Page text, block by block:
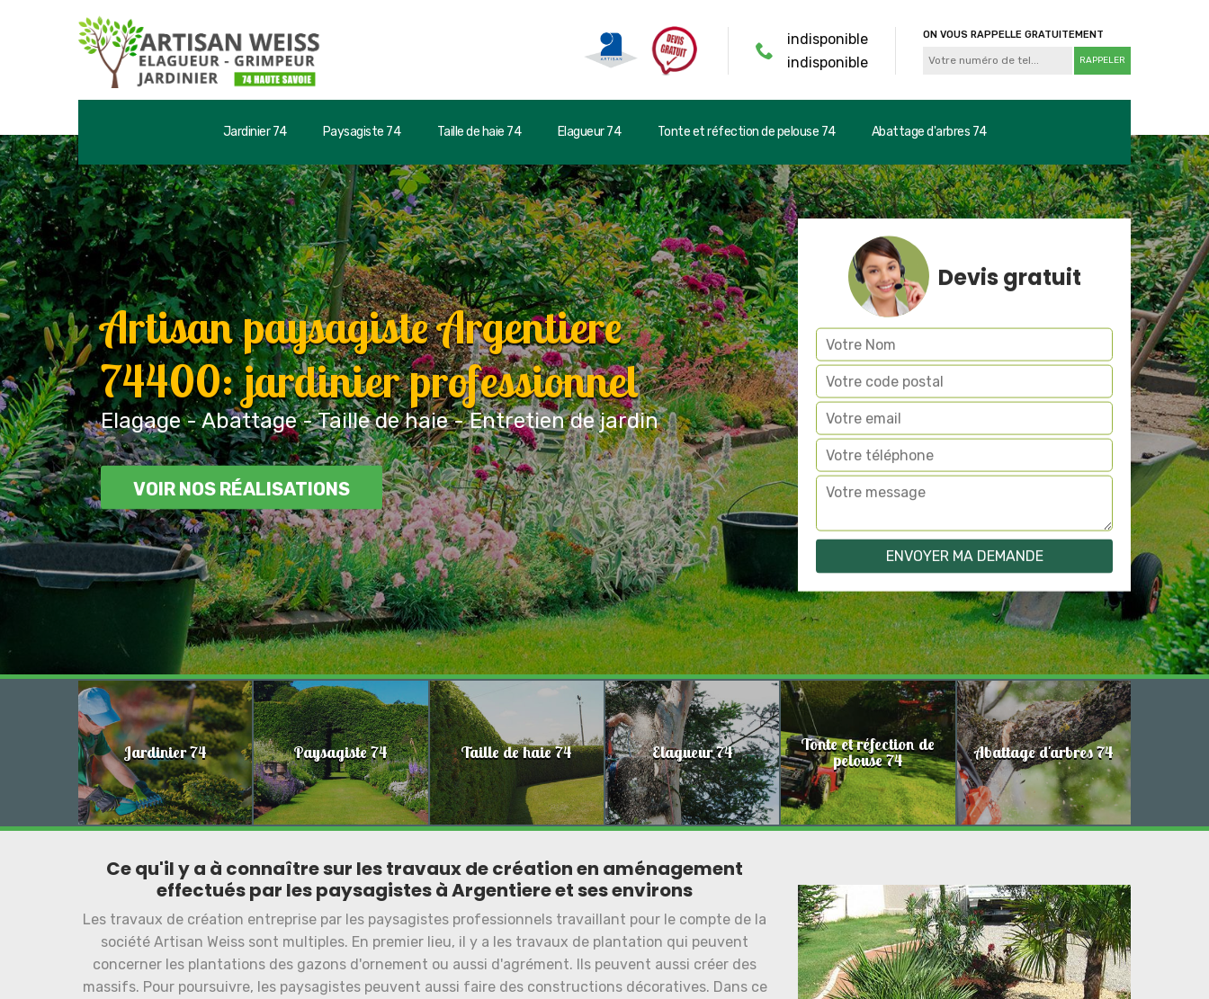
indisponible
indisponible
ON VOUS RAPPELLE GRATUITEMENT
Jardinier 74 Paysagiste 74 Taille de haie 74 Elagueur 74 Tonte et réfection de pelouse 74 Abattage d'arbres 74
Artisan paysagiste Argentiere
74400: jardinier professionnel
Elagage - Abattage - Taille de haie - Entretien de jardin
VOIR NOS RÉALISATIONS
Devis gratuit
Jardinier 74 Paysagiste 74 Taille de haie 74 Elagueur 74 Tonte et réfection de
pelouse 74 Abattage d'arbres 74
Ce qu'il y a à connaître sur les travaux de création en aménagement
effectués par les paysagistes à Argentiere et ses environs
Les travaux de création entreprise par les paysagistes professionnels travaillant pour le compte de la
société Artisan Weiss sont multiples. En premier lieu, il y a les travaux de plantation qui peuvent
concerner les plantations des gazons d'ornement ou aussi d'agrément. Ils peuvent aussi créer des
massifs. Pour poursuivre, les paysagistes peuvent aussi faire des constructions décoratives. Dans ce